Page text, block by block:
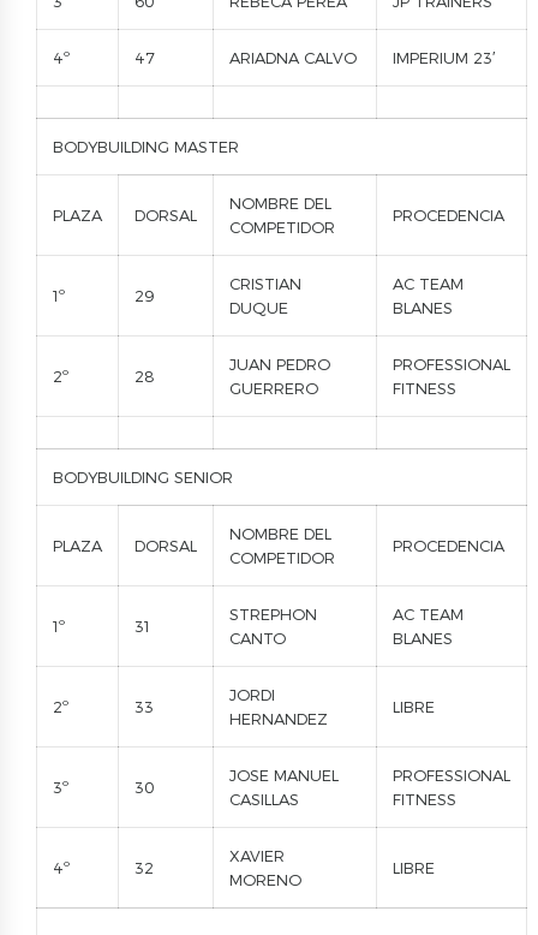
4º 47 ARIADNA CALVO IMPERIUM 23′
BODYBUILDING MASTER
PLAZA DORSAL
NOMBRE DEL
COMPETIDOR
PROCEDENCIA
1º 29
CRISTIAN
DUQUE
AC TEAM
BLANES
2º 28
JUAN PEDRO
GUERRERO
PROFESSIONAL
FITNESS
BODYBUILDING SENIOR
PLAZA DORSAL
NOMBRE DEL
COMPETIDOR
PROCEDENCIA
1º 31
STREPHON
CANTO
AC TEAM
BLANES
2º 33
JORDI
HERNANDEZ
LIBRE
3º 30
JOSE MANUEL
CASILLAS
PROFESSIONAL
FITNESS
4º 32
XAVIER
MORENO
LIBRE